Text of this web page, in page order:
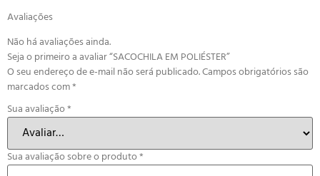
Avaliações
Não há avaliações ainda.
Seja o primeiro a avaliar “SACOCHILA EM POLIÉSTER”
O seu endereço de e-mail não será publicado.Campos obrigatórios são
marcados com*
Sua avaliação*
Sua avaliação sobre o produto*